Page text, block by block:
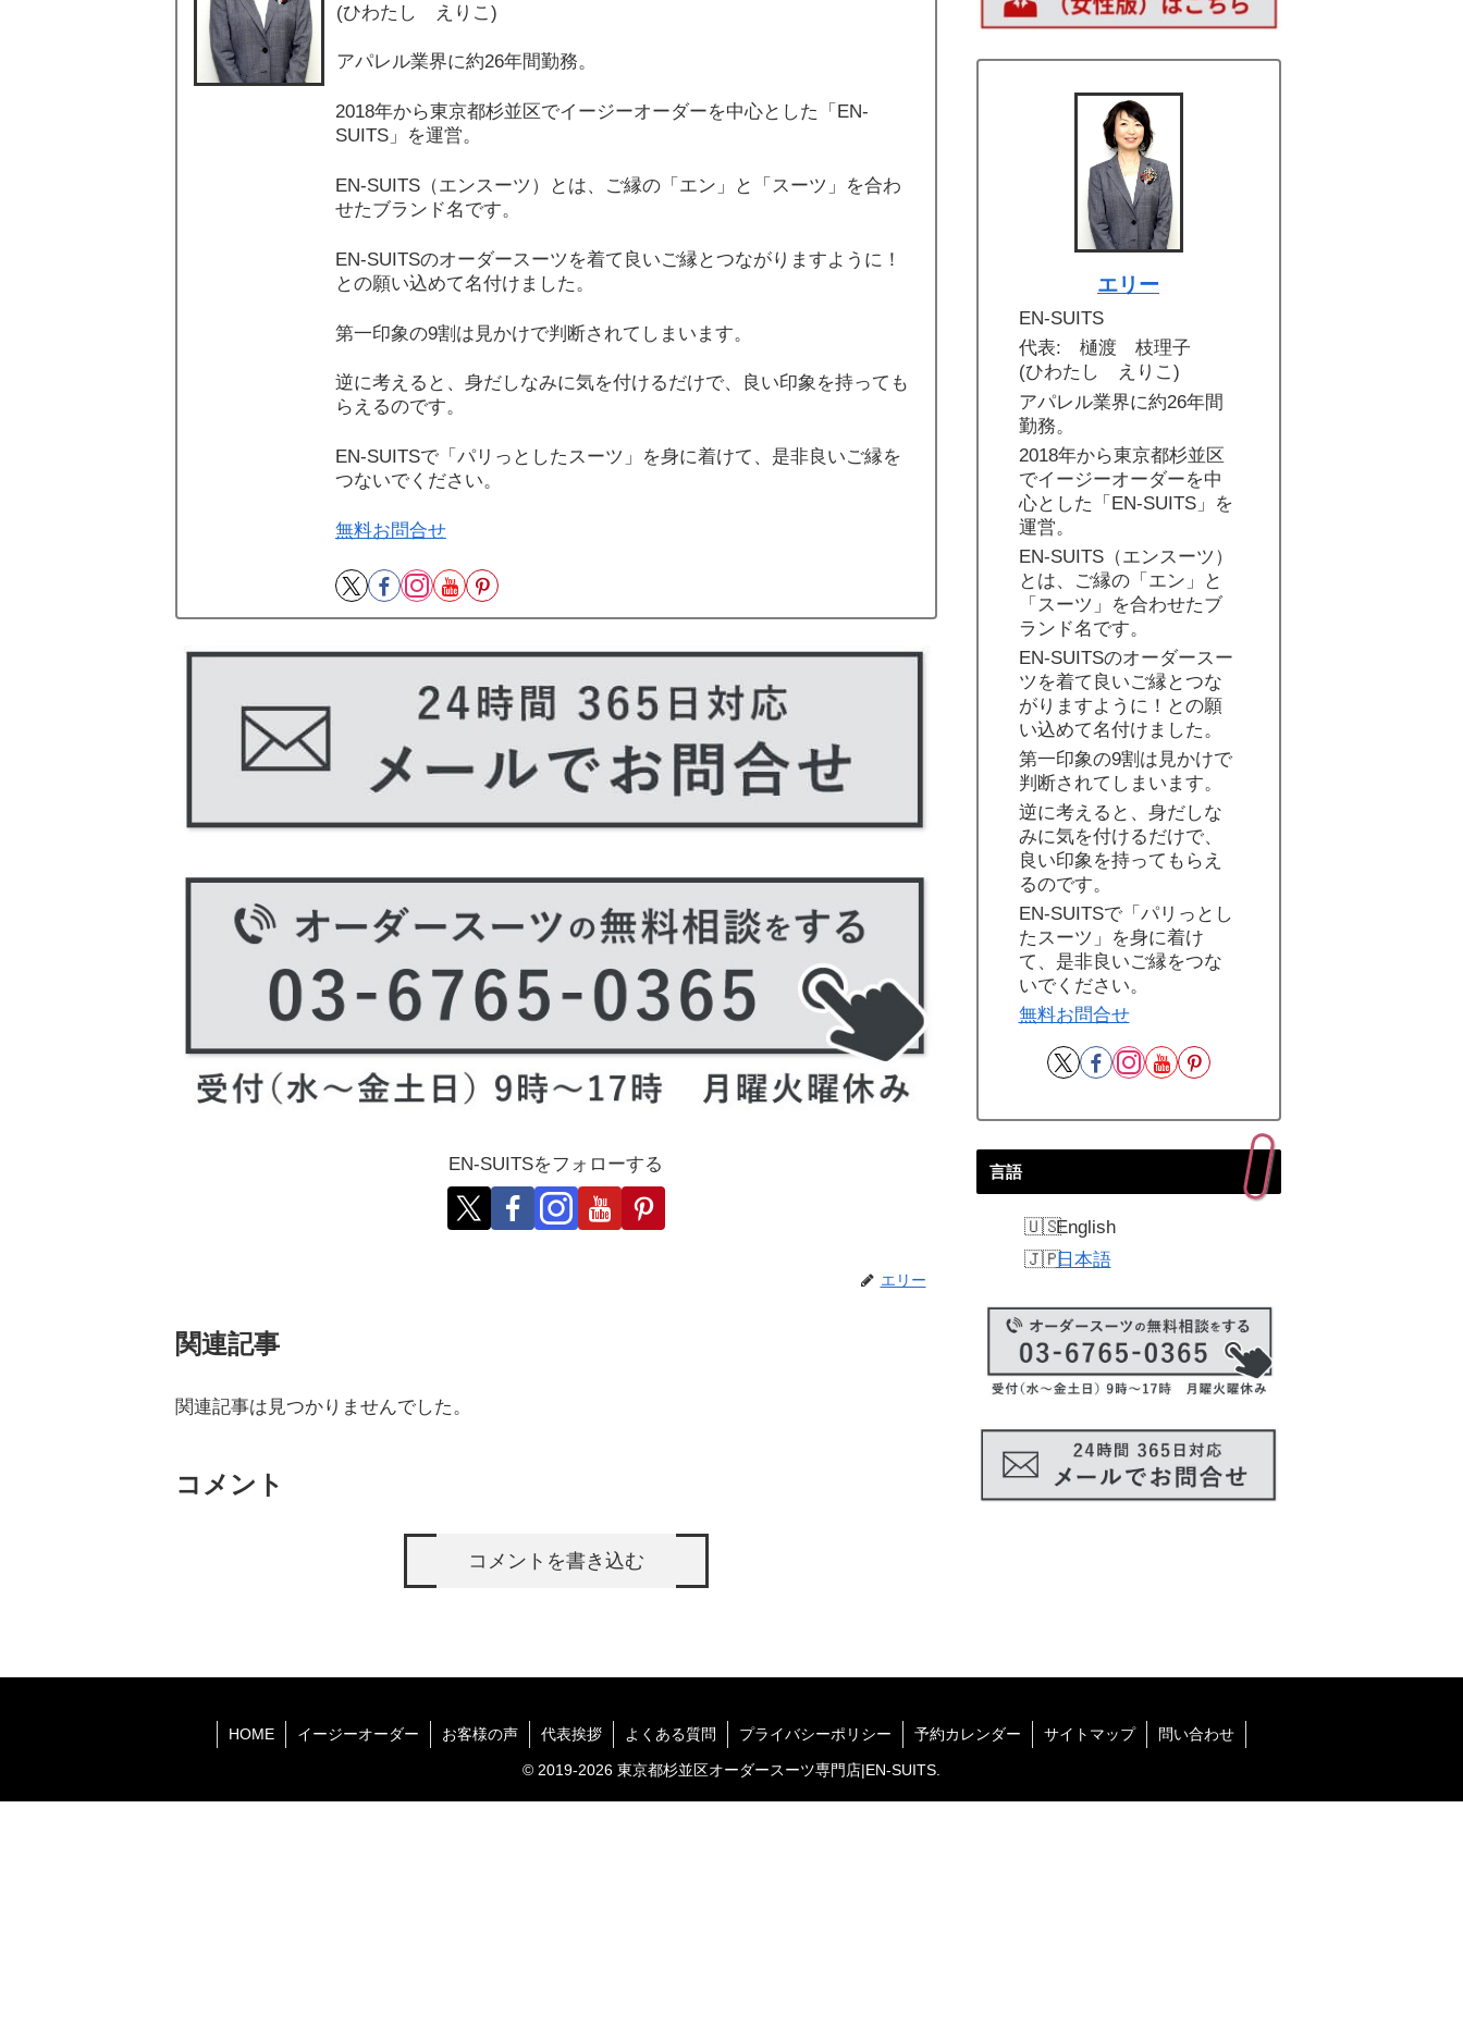
(ひわたし えりこ)
アパレル業界に約26年間勤務。
2018年から東京都杉並区でイージーオーダーを中心とした「EN-
SUITS」を運営。
EN-SUITS（エンスーツ）とは、ご縁の「エン」と「スーツ」を合わ
せたブランド名です。
EN-SUITSのオーダースーツを着て良いご縁とつながりますように！
との願い込めて名付けました。
第一印象の9割は見かけで判断されてしまいます。
逆に考えると、身だしなみに気を付けるだけで、良い印象を持っても
らえるのです。
EN-SUITSで「パリっとしたスーツ」を身に着けて、是非良いご縁を
つないでください。
無料お問合せ
EN-SUITSをフォローする
エリー
関連記事
関連記事は見つかりませんでした。
コメント
コメントを書き込む
エリー
EN-SUITS
代表: 樋渡 枝理子
(ひわたし えりこ)
アパレル業界に約26年間
勤務。
2018年から東京都杉並区
でイージーオーダーを中
心とした「EN-SUITS」を
運営。
EN-SUITS（エンスーツ）
とは、ご縁の「エン」と
「スーツ」を合わせたブ
ランド名です。
EN-SUITSのオーダースー
ツを着て良いご縁とつな
がりますように！との願
い込めて名付けました。
第一印象の9割は見かけで
判断されてしまいます。
逆に考えると、身だしな
みに気を付けるだけで、
良い印象を持ってもらえ
るのです。
EN-SUITSで「パリっとし
たスーツ」を身に着け
て、是非良いご縁をつな
いでください。
無料お問合せ
言語
English
日本語
HOME イージーオーダー お客様の声 代表挨拶 よくある質問 プライバシーポリシー 予約カレンダー サイトマップ 問い合わせ
© 2019-2026 東京都杉並区オーダースーツ専門店|EN-SUITS.